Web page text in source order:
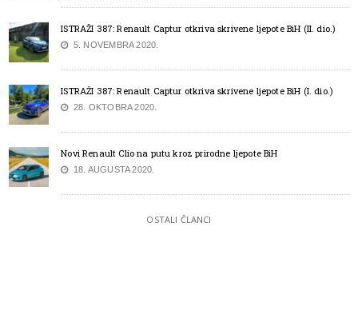
ISTRAŽI 387: Renault Captur otkriva skrivene ljepote BiH (II. dio.)
5. NOVEMBRA 2020.
ISTRAŽI 387: Renault Captur otkriva skrivene ljepote BiH (I. dio.)
28. OKTOBRA 2020.
Novi Renault Clio na putu kroz prirodne ljepote BiH
18. AUGUSTA 2020.
OSTALI ČLANCI